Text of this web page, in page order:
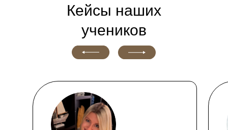
Кейсы наших
учеников